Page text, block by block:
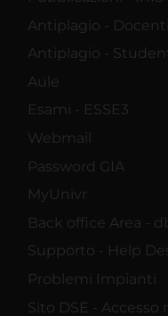
Antiplagio - Docenti
Antiplagio -
Aule
Esami - ESSE3
Webmail
Password GIA
MyUnivr
Back office Area -
Supporto - Help
Problemi Impianti
Sito DSE - Accesso